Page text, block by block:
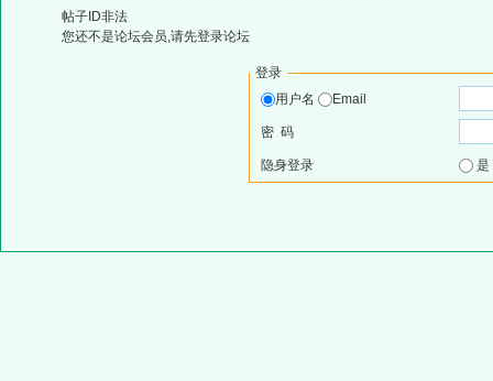
帖子ID非法
您还不是论坛会员,请先登录论坛
登录
用户名
Email
密 码
隐身登录